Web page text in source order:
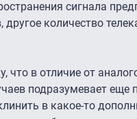
сигнала
количество
в отличие от
подразумевает еще
в какое-то